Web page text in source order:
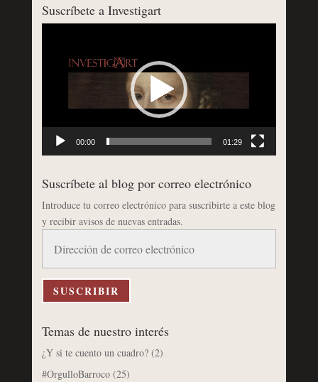
Suscríbete a Investigart
00:00 01:29
Suscríbete al blog por correo electrónico
Introduce tu correo electrónico para suscribirte a este blog
y recibir avisos de nuevas entradas.
correo
electrónico
SUSCRIBIR
Temas de nuestro interés
¿Y si te cuento un cuadro?(2)
#OrgulloBarroco(25)